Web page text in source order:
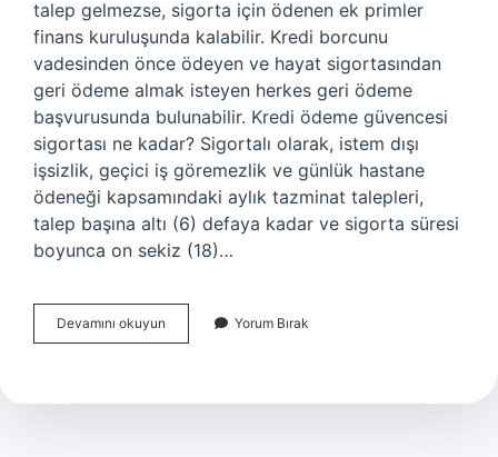
talep gelmezse, sigorta için ödenen ek primler
finans kuruluşunda kalabilir. Kredi borcunu
vadesinden önce ödeyen ve hayat sigortasından
geri ödeme almak isteyen herkes geri ödeme
başvurusunda bulunabilir. Kredi ödeme güvencesi
sigortası ne kadar? Sigortalı olarak, istem dışı
işsizlik, geçici iş göremezlik ve günlük hastane
ödeneği kapsamındaki aylık tazminat talepleri,
talep başına altı (6) defaya kadar ve sigorta süresi
boyunca on sekiz (18)…
Devamını okuyun
Sigorta
Kadar
Yorum Bırak